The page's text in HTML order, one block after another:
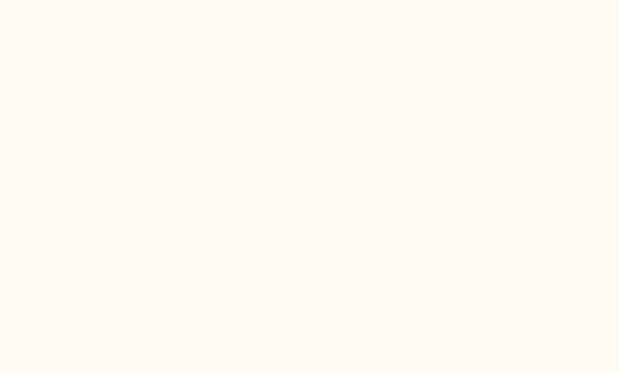
sobre ansiedad, estrés, depresión, trauma, autoestima y muchos